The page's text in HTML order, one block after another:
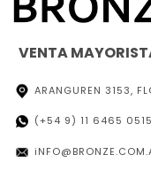
VENTA
ARANGUREN 3153,
(+54 9) 11 6465 0515